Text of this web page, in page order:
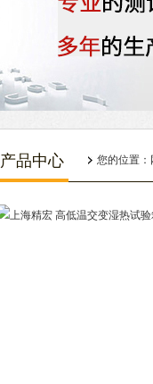
产品中心 您的位置：